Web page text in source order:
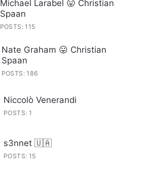
Michael Larabel 😛 Christian
Spaan
POSTS: 115
Nate Graham 😛 Christian
Spaan
POSTS: 186
Niccolò Venerandi
POSTS: 1
s3nnet 🇺🇦
POSTS: 15